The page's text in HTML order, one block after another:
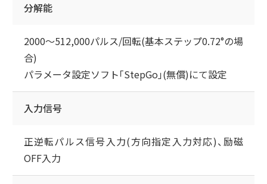
分解能
2000～512,000パルス/回転(基本ステップ0.72°の場
合)
パラメータ設定ソフト｢StepGo｣(無償)にて設定
入力信号
正逆転パルス信号入力(方向指定入力対応)、励磁
OFF入力